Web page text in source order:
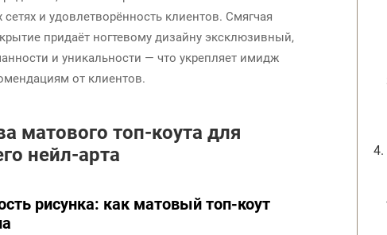
и удовлетворённость клиентов. Смягчая
придаёт ногтевому дизайну эксклюзивный,
и уникальности — что укрепляет имидж
от клиентов.
матового топ-коута для
нейл-арта
рисунка: как матовый топ-коут